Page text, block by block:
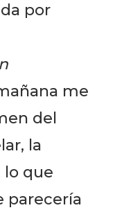
por
me
del
la
lo que
parecería